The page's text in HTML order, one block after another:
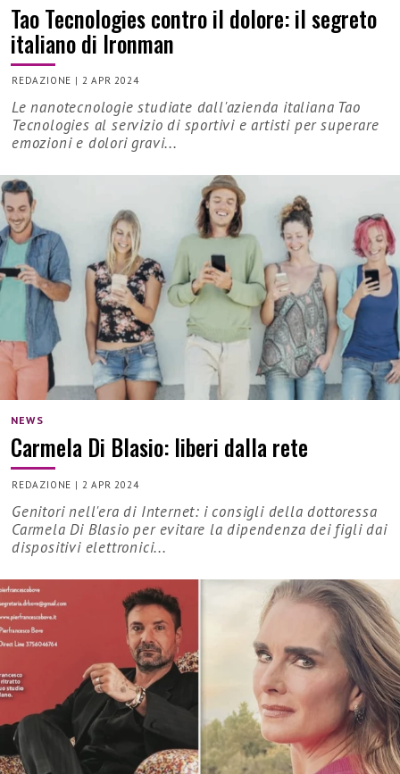
Tao Tecnologies contro il dolore: il segreto
italiano di Ironman
REDAZIONE | 2 APR 2024
Le nanotecnologie studiate dall'azienda italiana Tao
Tecnologies al servizio di sportivi e artisti per superare
emozioni e dolori gravi...
NEWS
Carmela Di Blasio: liberi dalla rete
REDAZIONE | 2 APR 2024
Genitori nell'era di Internet: i consigli della dottoressa
Carmela Di Blasio per evitare la dipendenza dei figli dai
dispositivi elettronici...